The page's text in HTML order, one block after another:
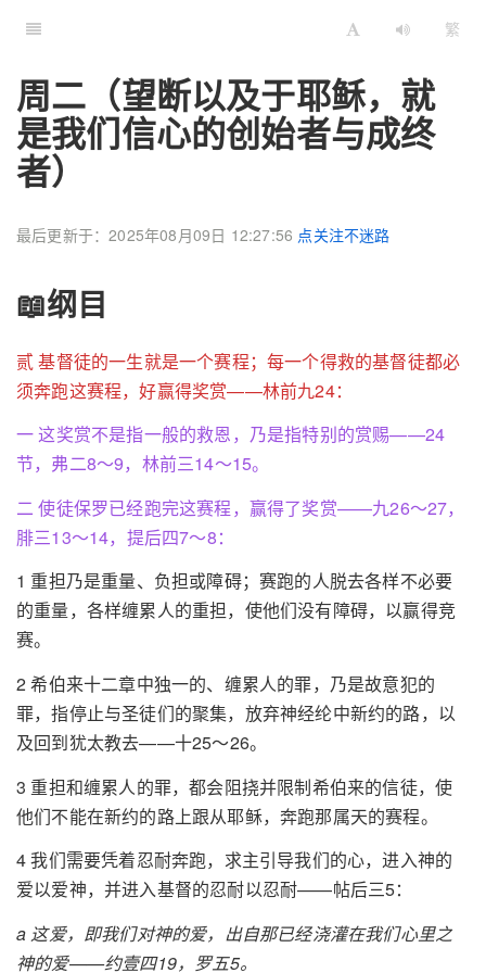
繁
周二（望断以及于耶稣，就
是我们信心的创始者与成终
者）
最后更新于：2025年08月09日 12:27:56 点关注不迷路
📖纲目
贰 基督徒的一生就是一个赛程；每一个得救的基督徒都必
须奔跑这赛程，好赢得奖赏——林前九24：
一 这奖赏不是指一般的救恩，乃是指特别的赏赐——24
节，弗二8～9，林前三14～15。
二 使徒保罗已经跑完这赛程，赢得了奖赏——九26～27，
腓三13～14，提后四7～8：
1 重担乃是重量、负担或障碍；赛跑的人脱去各样不必要
的重量，各样缠累人的重担，使他们没有障碍，以赢得竞
赛。
2 希伯来十二章中独一的、缠累人的罪，乃是故意犯的
罪，指停止与圣徒们的聚集，放弃神经纶中新约的路，以
及回到犹太教去——十25～26。
3 重担和缠累人的罪，都会阻挠并限制希伯来的信徒，使
他们不能在新约的路上跟从耶稣，奔跑那属天的赛程。
4 我们需要凭着忍耐奔跑，求主引导我们的心，进入神的
爱以爱神，并进入基督的忍耐以忍耐——帖后三5：
a 这爱，即我们对神的爱，出自那已经浇灌在我们心里之
神的爱——约壹四19，罗五5。